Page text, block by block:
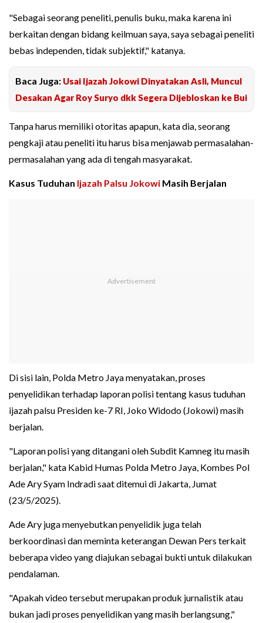
"Sebagai seorang peneliti, penulis buku, maka karena ini
berkaitan dengan bidang keilmuan saya, saya sebagai peneliti
bebas independen, tidak subjektif," katanya.
Baca Juga: Usai Ijazah Jokowi Dinyatakan Asli, Muncul
Desakan Agar Roy Suryo dkk Segera Dijebloskan ke Bui
Tanpa harus memiliki otoritas apapun, kata dia, seorang
pengkaji atau peneliti itu harus bisa menjawab permasalahan-
permasalahan yang ada di tengah masyarakat.
Kasus Tuduhan Ijazah Palsu Jokowi Masih Berjalan
Di sisi lain, Polda Metro Jaya menyatakan, proses
penyelidikan terhadap laporan polisi tentang kasus tuduhan
ijazah palsu Presiden ke-7 RI, Joko Widodo (Jokowi) masih
berjalan.
"Laporan polisi yang ditangani oleh Subdit Kamneg itu masih
berjalan," kata Kabid Humas Polda Metro Jaya, Kombes Pol
Ade Ary Syam Indradi saat ditemui di Jakarta, Jumat
(23/5/2025).
Ade Ary juga menyebutkan penyelidik juga telah
berkoordinasi dan meminta keterangan Dewan Pers terkait
beberapa video yang diajukan sebagai bukti untuk dilakukan
pendalaman.
"Apakah video tersebut merupakan produk jurnalistik atau
bukan jadi proses penyelidikan yang masih berlangsung,"